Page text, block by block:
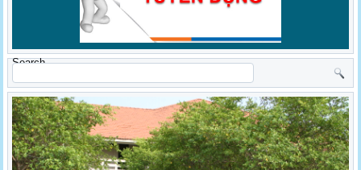
Search